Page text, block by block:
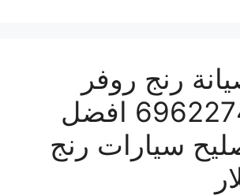
رنج روفر
فيلار 69622745 افضل
سيارات رنج